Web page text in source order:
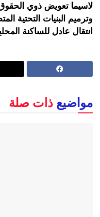
لاسيما تعويض ذوي
وترميم البنيات التحتية
انتقال عادل للساكنة
مواضيع ذات صلة